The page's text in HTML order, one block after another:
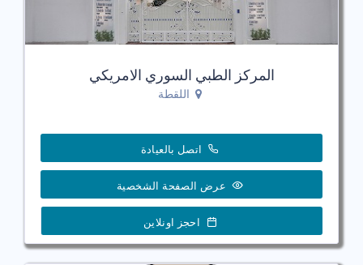
المركز الطبي السوري الامريكي
اللقطة
اتصل بالعيادة
عرض الصفحة الشخصية
احجز اونلاين